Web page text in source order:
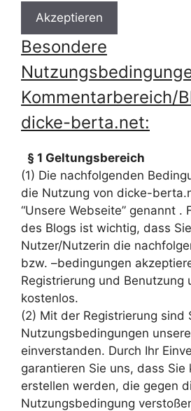
Akzeptieren
Besondere
Kommentarbereich/
dicke-berta.net:
§ 1 Geltungsbereich
(1) Die nachfolgenden
die Nutzung von dicke-
“Unsere Webseite” genannt .
des Blogs ist wichtig, dass
Nutzer/Nutzerin die
bzw. –bedingungen
Registrierung und Benutzung
kostenlos.
(2) Mit der Registrierung sind
Nutzungsbedingungen
einverstanden. Durch Ihr
garantieren Sie uns, dass Sie
erstellen werden, die gegen
Nutzungsbedingung